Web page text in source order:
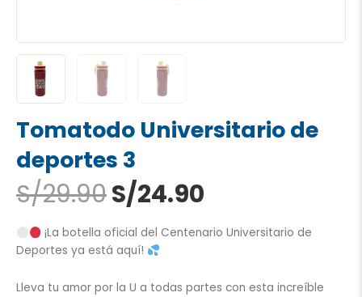
Tomatodo Universitario de
deportes 3
S/29.90El
precio
original
era:
S/29.90.
S/24.90
actual
es:
¡La botella oficial del Centenario Universitario de
Deportes ya está aquí!
Lleva tu amor por la U a todas partes con esta increíble